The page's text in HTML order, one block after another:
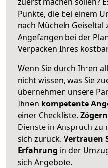
Punkte, die bei einem
nach Mücheln Geiseltal
Angefangen bei der
Verpacken Ihres
Wenn Sie durch Ihren
nicht wissen, was Sie
übernehmen unsere
Ihnen kompetente
einer Checkliste.
Dienste in Anspruch zu
sich zurück. Vertrauen
Erfahrung in der
sich Angebote.